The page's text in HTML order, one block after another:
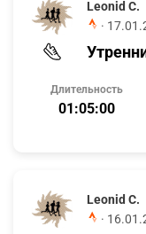
Leonid C.
·
Длительность
01:05:00
Leonid C.
·